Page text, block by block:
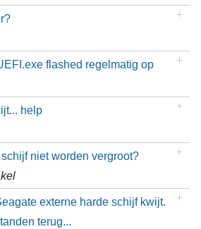
flashed regelmatig op
help
niet worden vergroot?
externe harde schijf kwijt.
terug...